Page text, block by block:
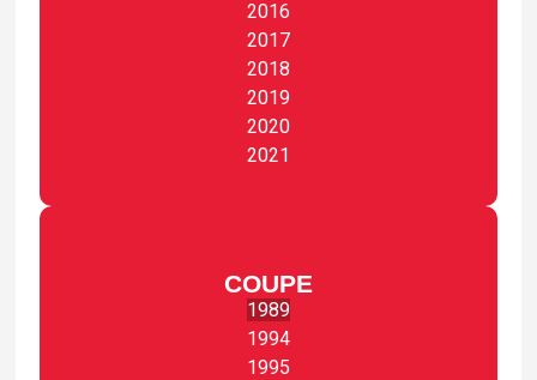
2016
2017
2018
2019
2020
2021
COUPE
1989
1994
1995